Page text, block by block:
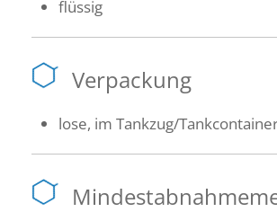
flüssig
Verpackung
lose, im Tankzug/